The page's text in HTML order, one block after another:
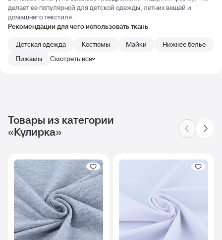
делает ее популярной для детской одежды, летних вещей и
домашнего текстиля.
Рекомендации для чего использовать ткань
Детская одежда
Костюмы Майки
Нижнее белье
Пижамы
Смотреть все
Товары из категории
«Кулирка»